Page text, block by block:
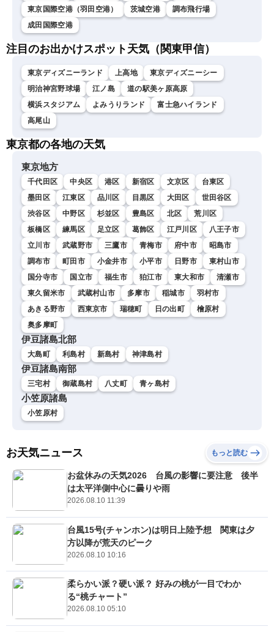
東京国際空港（羽田空港） 茨城空港
調布飛行場
成田国際空港
注目のお出かけスポット天気（関東甲信）
東京ディズニーランド 上高地
東京ディズニーシー
明治神宮野球場
江ノ島
道の駅美ヶ原高原
横浜スタジアム
よみうりランド
富士急ハイランド
高尾山
東京都の各地の天気
東京地方
千代田区 中央区 港区 新宿区 文京区
台東区
墨田区
江東区 品川区 目黒区 大田区
世田谷区
渋谷区
中野区 杉並区 豊島区 北区
荒川区
板橋区
練馬区 足立区 葛飾区 江戸川区
八王子市
立川市
武蔵野市 三鷹市 青梅市 府中市
昭島市
調布市
町田市 小金井市 小平市 日野市
東村山市
国分寺市
国立市 福生市 狛江市 東大和市
清瀬市
東久留米市
武蔵村山市 多摩市 稲城市
羽村市
あきる野市
西東京市 瑞穂町 日の出町
檜原村
奥多摩町
伊豆諸島北部
大島町 利島村 新島村 神津島村
伊豆諸島南部
三宅村 御蔵島村 八丈町 青ヶ島村
小笠原諸島
小笠原村
お天気ニュース もっと読む
お盆休みの天気2026 台風の影響に要注意 後半
は太平洋側中心に曇りや雨
2026.08.10 11:39
台風15号(チャンホン)は明日上陸予想 関東は夕
方以降が荒天のピーク
2026.08.10 10:16
柔らかい派？硬い派？ 好みの桃が一目でわか
る“桃チャート”
2026.08.10 05:10